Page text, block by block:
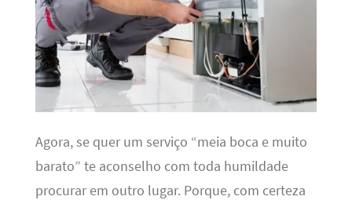
Agora, se quer um serviço “meia boca e muito
barato” te aconselho com toda humildade
procurar em outro lugar. Porque, com certeza